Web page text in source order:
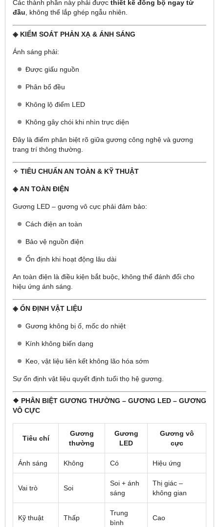
Các thành phần này phải được thiết kế đồng bộ ngay từ
đầu , không thể lắp ghép ngẫu nhiên.
◈ KIỂM SOÁT PHẢN XẠ & ÁNH SÁNG
Ánh sáng phải:
Được giấu nguồn
Phân bổ đều
Không lộ điểm LED
Không gây chói khi nhìn trực diện
Đây là điểm phân biệt rõ giữa gương công nghệ và gương
trang trí thông thường.
✧ TIÊU CHUẨN AN TOÀN & KỸ THUẬT
◈ AN TOÀN ĐIỆN
Gương LED – gương vô cực phải đảm bảo:
Cách điện an toàn
Bảo vệ nguồn điện
Ổn định khi hoạt động lâu dài
An toàn điện là điều kiện bắt buộc, không thể đánh đổi cho
hiệu ứng ánh sáng.
◈ ỔN ĐỊNH VẬT LIỆU
Gương không bị ố, mốc do nhiệt
Kính không biến dạng
Keo, vật liệu liên kết không lão hóa sớm
Sự ổn định vật liệu quyết định tuổi thọ hệ gương.
❖ PHÂN BIỆT GƯƠNG THƯỜNG – GƯƠNG LED – GƯƠNG
VÔ CỰC
Tiêu chí
Gương
thường
Gương
LED
Gương vô
cực
Ánh sáng Không Có Hiệu ứng
Vai trò Soi
Soi + ánh
sáng
Thị giác –
không gian
Kỹ thuật Thấp
Trung
bình
Cao